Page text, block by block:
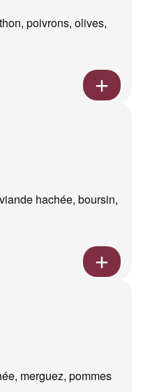
poivrons, olives,
hachée, boursin,
merguez, pommes